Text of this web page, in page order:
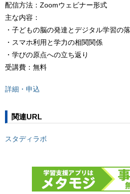
配信方法：Zoomウェビナー形式
主な内容：
・子どもの脳の発達とデジタル学習の
・スマホ利用と学力の相関関係
・学びの原点への立ち返り
受講費：無料
詳細・申込
関連URL
スタディラボ